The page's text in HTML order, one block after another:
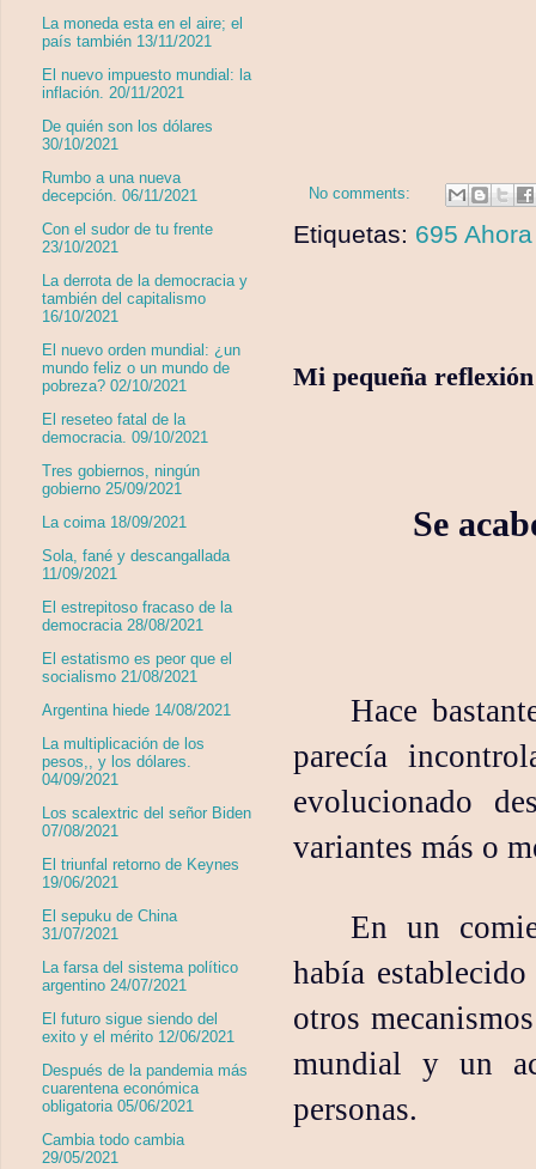
No comments:
Etiquetas: 695
Mi pequeña
Se
Hace
parecía
evolucionado
variantes más o
En un
había
otros
mundial y un
personas.
La moneda esta en el aire; el
país también 13/11/2021
El nuevo impuesto mundial: la
inflación. 20/11/2021
De quién son los dólares
30/10/2021
Rumbo a una nueva
decepción. 06/11/2021
Con el sudor de tu frente
23/10/2021
La derrota de la democracia y
también del capitalismo
16/10/2021
El nuevo orden mundial: ¿un
mundo feliz o un mundo de
pobreza? 02/10/2021
El reseteo fatal de la
democracia. 09/10/2021
Tres gobiernos, ningún
gobierno 25/09/2021
La coima 18/09/2021
Sola, fané y descangallada
11/09/2021
El estrepitoso fracaso de la
democracia 28/08/2021
El estatismo es peor que el
socialismo 21/08/2021
Argentina hiede 14/08/2021
La multiplicación de los
pesos,, y los dólares.
04/09/2021
Los scalextric del señor Biden
07/08/2021
El triunfal retorno de Keynes
19/06/2021
El sepuku de China
31/07/2021
La farsa del sistema político
argentino 24/07/2021
El futuro sigue siendo del
exito y el mérito 12/06/2021
Después de la pandemia más
cuarentena económica
obligatoria 05/06/2021
Cambia todo cambia
29/05/2021